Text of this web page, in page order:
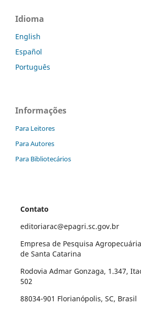
Idioma
English
Español
Português
Informações
Para Leitores
Para Autores
Para Bibliotecários
Contato
editoriarac@epagri.sc.gov.br
Empresa de Pesquisa
de Santa Catarina
Rodovia Admar Gonzaga, 1.347,
502
88034-901 Florianópolis, SC, Brasil